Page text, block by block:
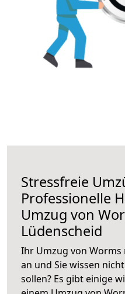
Stressfreie
Professionelle
Umzug von
Lüdenscheid
Ihr Umzug von
an und Sie wissen
sollen? Es gibt einige